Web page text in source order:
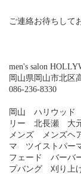
ご連絡お待ちして
men's salon
岡山県岡山市北区
086-236-8330
岡山 ハリウッド
リー 北長瀬 大
メンズ メンズ
マ ツイストパー
フェード バーバ
プバング 刈り上